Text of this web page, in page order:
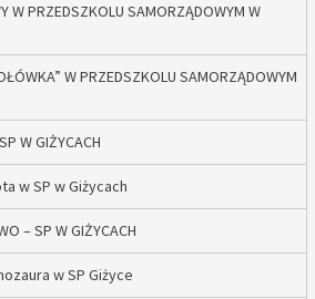
W PRZEDSZKOLU SAMORZĄDOWYM W
W PRZEDSZKOLU SAMORZĄDOWYM
W GIŻYCACH
w SP w Giżycach
– SP W GIŻYCACH
w SP Giżyce